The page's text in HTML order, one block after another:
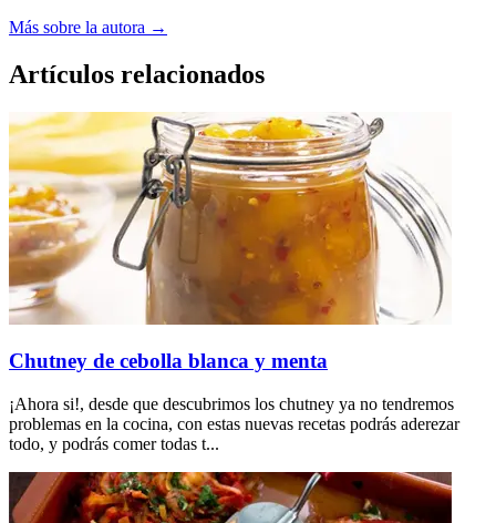
Más sobre la autora →
Artículos relacionados
Chutney de cebolla blanca y menta
¡Ahora si!, desde que descubrimos los chutney ya no tendremos
problemas en la cocina, con estas nuevas recetas podrás aderezar
todo, y podrás comer todas t...